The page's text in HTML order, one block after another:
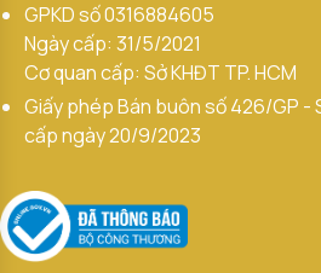
GPKD số0316884605
Ngày cấp: 31/5/2021
Cơ quan cấp: Sở KHĐT TP. HCM
Giấy phép Bán buôn số 426/GP -
cấp ngày 20/9/2023